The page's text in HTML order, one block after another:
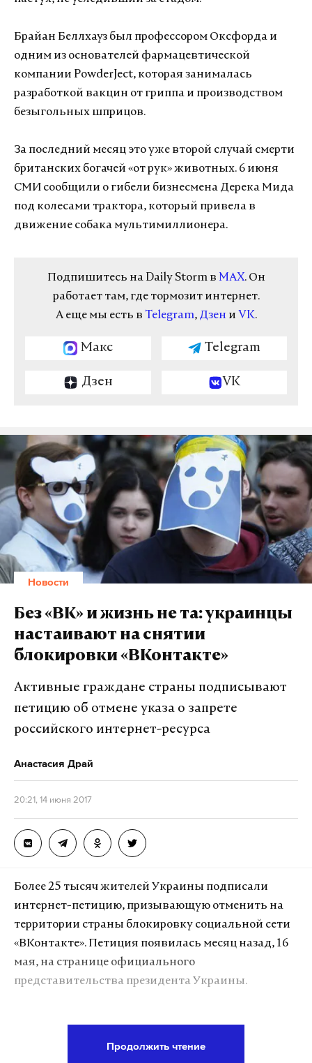
Брайан Беллхауз был профессором Оксфорда и
одним из основателей фармацевтической
компании PowderJect, которая занималась
разработкой вакцин от гриппа и производством
безыгольных шприцов.
За последний месяц это уже второй случай смерти
британских богачей «от рук» животных. 6 июня
СМИ сообщили о гибели бизнесмена Дерека Мида
под колесами трактора, который привела в
движение собака мультимиллионера.
Подпишитесь на Daily Storm в MAX. Он
работает там, где тормозит интернет.
А еще мы есть в Telegram, Дзен и VK.
Макс Telegram
Дзен VK
Новости
Без «ВК» и жизнь не та: украинцы
настаивают на снятии
блокировки «ВКонтакте»
Активные граждане страны подписывают
петицию об отмене указа о запрете
российского интернет-ресурса
Анастасия Драй
20:21, 14 июня 2017
Более 25 тысяч жителей Украины подписали
интернет-петицию, призывающую отменить на
территории страны блокировку социальной сети
«ВКонтакте». Петиция появилась месяц назад, 16
мая, на странице официального
представительства президента Украины.
Продолжить чтение